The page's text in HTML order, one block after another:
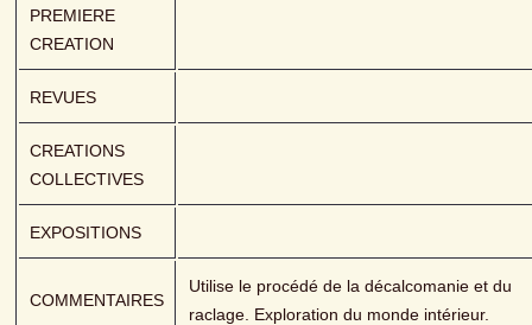
PREMIERE
CREATION
REVUES
CREATIONS
COLLECTIVES
EXPOSITIONS
COMMENTAIRES
Utilise le procédé de la décalcomanie et du
raclage. Exploration du monde intérieur.